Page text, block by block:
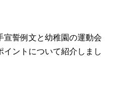
宣誓例文と幼稚園の運動会
ントについて紹介しまし